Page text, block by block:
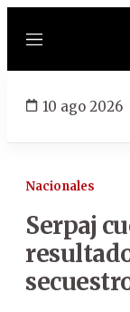
Menú
10 ago 2026
Nacionales
Serpaj